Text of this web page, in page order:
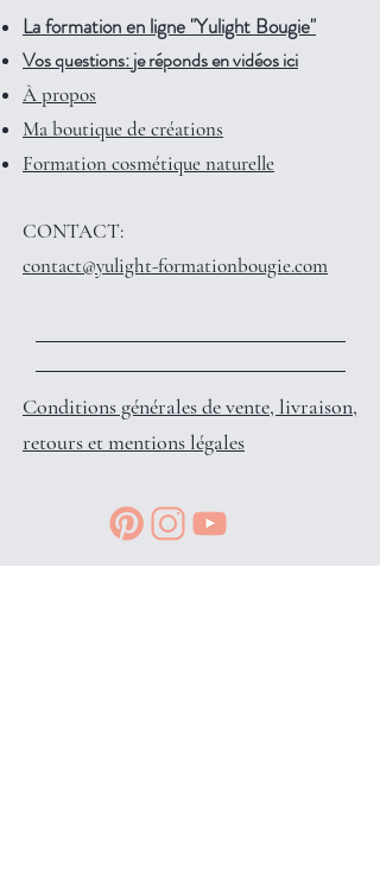
La formation en ligne "Yulight Bougie"
Vos questions: je réponds en vidéos ici
À propos
Ma boutique de créations
Formation cosmétique naturelle
CONTACT:
contact@yulight-formationbougie.com
Conditions générales de vente, livraison,
retours et mentions légales